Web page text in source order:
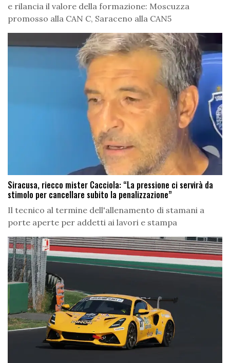
e rilancia il valore della formazione: Moscuzza
promosso alla CAN C, Saraceno alla CAN5
Siracusa, riecco mister Cacciola: “La pressione ci servirà da
stimolo per cancellare subito la penalizzazione”
Il tecnico al termine dell'allenamento di stamani a
porte aperte per addetti ai lavori e stampa